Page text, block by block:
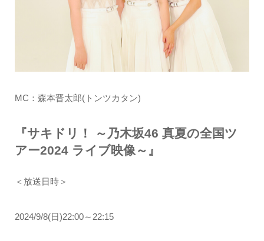
MC：森本晋太郎(トンツカタン)
『サキドリ！ ～乃木坂46 真夏の全国ツ
アー2024 ライブ映像～』
＜放送日時＞
2024/9/8(日)22:00～22:15